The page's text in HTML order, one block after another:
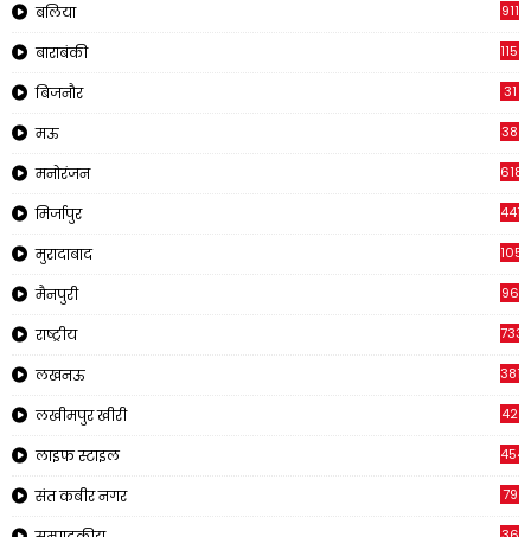
बलिया 911
बाराबंकी 1150
बिजनौर 31
मऊ 38
मनोरंजन 618
मिर्जापुर 441
मुरादाबाद 1057
मैनपुरी 96
राष्ट्रीय 7332
लखनऊ 3816
लखीमपुर खीरी 42
लाइफ स्टाइल 454
संत कबीर नगर 79